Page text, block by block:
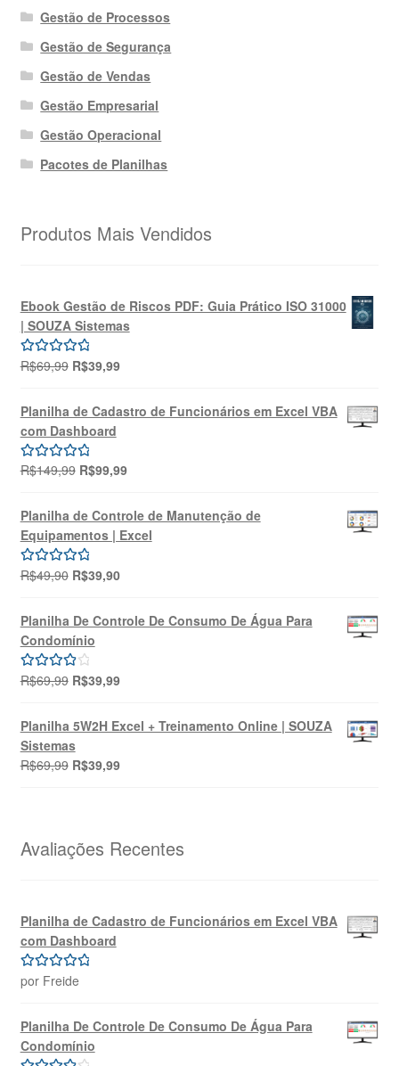
Gestão de Processos
Gestão de Segurança
Gestão de Vendas
Gestão Empresarial
Gestão Operacional
Pacotes de Planilhas
Produtos Mais Vendidos
Ebook Gestão de Riscos PDF: Guia Prático ISO 31000
| SOUZA Sistemas
Avaliação
R$69,99 O
original
era:
R$69,99.
R$39,99O
é:
Planilha de Cadastro de Funcionários em Excel VBA
com Dashboard
Avaliação
R$149,99 O
original
era:
R$149,99.
R$99,99O
atual
é:
R$99,99.
Planilha de Controle de Manutenção de
Equipamentos | Excel
Avaliação
R$49,90 O
original
era:
R$49,90.
R$39,90O
atual
é:
Planilha De Controle De Consumo De Água Para
Condomínio
Avaliação
R$69,99 O
original
era:
R$69,99.
R$39,99O
atual
é:
Planilha 5W2H Excel + Treinamento Online | SOUZA
Sistemas
R$69,99 O
R$69,99.
R$39,99O
R$39,99.
Avaliações Recentes
Planilha de Cadastro de Funcionários em Excel VBA
com Dashboard
Avaliação5
por Freide
Planilha De Controle De Consumo De Água Para
Condomínio